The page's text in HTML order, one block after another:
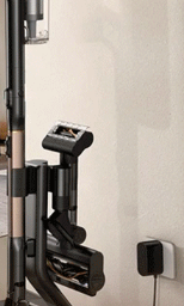
, чтобы